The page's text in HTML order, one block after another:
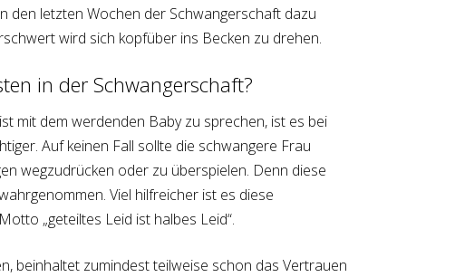
den letzten Wochen der Schwangerschaft dazu
wird sich kopfüber ins Becken zu drehen.
in der Schwangerschaft?
mit dem werdenden Baby zu sprechen, ist es bei
Auf keinen Fall sollte die schwangere Frau
wegzudrücken oder zu überspielen. Denn diese
Viel hilfreicher ist es diese
„geteiltes Leid ist halbes Leid“.
beinhaltet zumindest teilweise schon das Vertrauen